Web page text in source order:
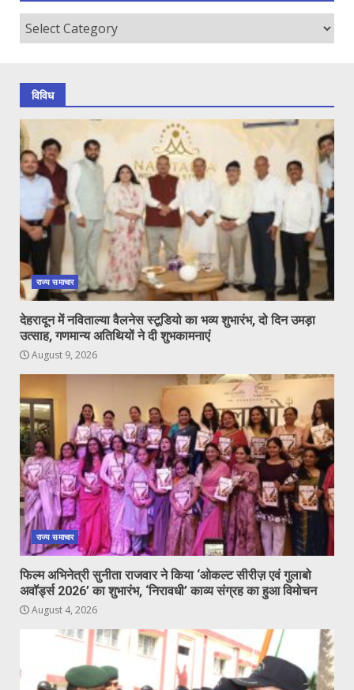
Categories
विविध
राज्य समाचार
देहरादून में नविताल्या वैलनेस स्टूडियो का भव्य शुभारंभ, दो दिन उमड़ा
उत्साह, गणमान्य अतिथियों ने दी शुभकामनाएं
August 9, 2026
राज्य समाचार
फिल्म अभिनेत्री सुनीता राजवार ने किया ‘ओकल्ट सीरीज़ एवं गुलाबो
अवॉर्ड्स 2026’ का शुभारंभ, ‘निरावधी’ काव्य संग्रह का हुआ विमोचन
August 4, 2026